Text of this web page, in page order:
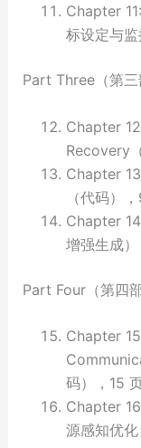
Chapter
标设定与
Part Three（第三
Chapter
Recovery
Chapter
（代码）
Chapter
增强生成
Part Four（第四
Chapter
码），15
Chapter
源感知优